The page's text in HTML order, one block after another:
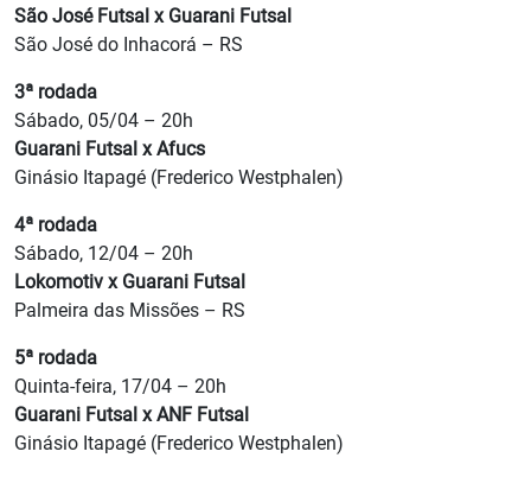
São José Futsal x Guarani Futsal
São José do Inhacorá – RS
3ª rodada
Sábado, 05/04 – 20h
Guarani Futsal x Afucs
Ginásio Itapagé (Frederico Westphalen)
4ª rodada
Sábado, 12/04 – 20h
Lokomotiv x Guarani Futsal
Palmeira das Missões – RS
5ª rodada
Quinta-feira, 17/04 – 20h
Guarani Futsal x ANF Futsal
Ginásio Itapagé (Frederico Westphalen)